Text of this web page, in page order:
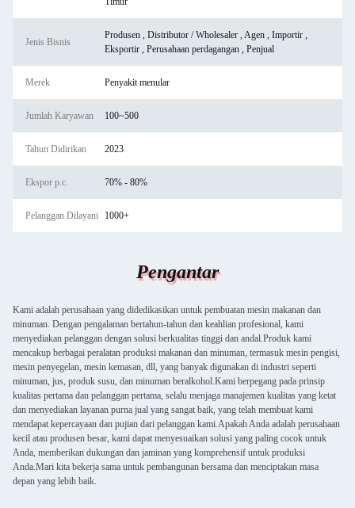
Jenis Bisnis
Produsen , Distributor / Wholesaler , Agen , Importir ,
Eksportir , Perusahaan perdagangan , Penjual
Merek Penyakit menular
Jumlah Karyawan 100~500
Tahun Didirikan 2023
Ekspor p.c. 70% - 80%
Pelanggan Dilayani 1000+
Pengantar
Kami adalah perusahaan yang didedikasikan untuk pembuatan mesin makanan dan
minuman. Dengan pengalaman bertahun-tahun dan keahlian profesional, kami
menyediakan pelanggan dengan solusi berkualitas tinggi dan andal.Produk kami
mencakup berbagai peralatan produksi makanan dan minuman, termasuk mesin pengisi,
mesin penyegelan, mesin kemasan, dll, yang banyak digunakan di industri seperti
minuman, jus, produk susu, dan minuman beralkohol.Kami berpegang pada prinsip
kualitas pertama dan pelanggan pertama, selalu menjaga manajemen kualitas yang ketat
dan menyediakan layanan purna jual yang sangat baik, yang telah membuat kami
mendapat kepercayaan dan pujian dari pelanggan kami.Apakah Anda adalah perusahaan
kecil atau produsen besar, kami dapat menyesuaikan solusi yang paling cocok untuk
Anda, memberikan dukungan dan jaminan yang komprehensif untuk produksi
Anda.Mari kita bekerja sama untuk pembangunan bersama dan menciptakan masa
depan yang lebih baik.